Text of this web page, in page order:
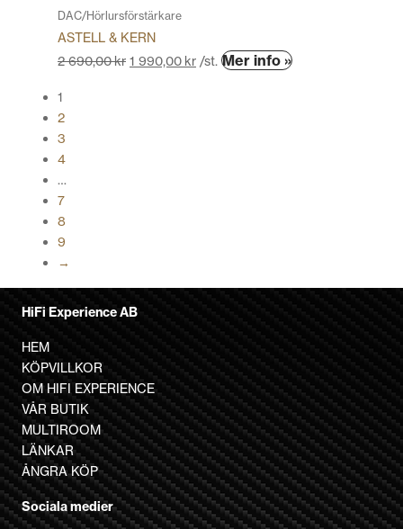
DAC/Hörlursförstärkare
ASTELL & KERN
2 690,00kr 1 990,00 kr /st. Mer info »Den
på
1
2
3
4
…
7
8
9
→
HiFi Experience AB
HEM
KÖPVILLKOR
OM HIFI EXPERIENCE
VÅR BUTIK
MULTIROOM
LÄNKAR
ÅNGRA KÖP
Sociala medier